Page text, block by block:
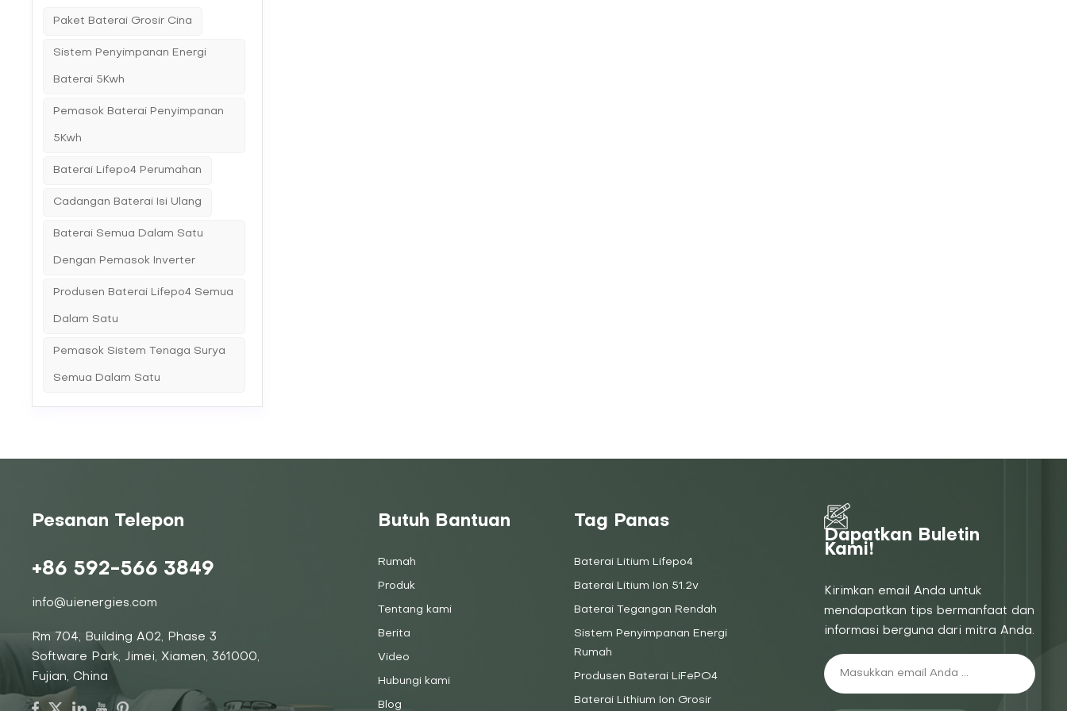
Paket Baterai Grosir Cina
Sistem Penyimpanan Energi
Baterai 5Kwh
Pemasok Baterai Penyimpanan
5Kwh
Baterai Lifepo4 Perumahan
Cadangan Baterai Isi Ulang
Baterai Semua Dalam Satu
Dengan Pemasok Inverter
Produsen Baterai Lifepo4 Semua
Dalam Satu
Pemasok Sistem Tenaga Surya
Semua Dalam Satu
Pesanan Telepon
+86 592-566 3849
info@uienergies.com
Rm 704, Building A02, Phase 3
Software Park, Jimei, Xiamen, 361000,
Fujian, China
Butuh Bantuan
Rumah
Produk
Tentang kami
Berita
Video
Hubungi kami
Blog
Tag Panas
Baterai Litium Lifepo4
Baterai Litium Ion 51.2v
Baterai Tegangan Rendah
Sistem Penyimpanan Energi
Rumah
Produsen Baterai LiFePO4
Baterai Lithium Ion Grosir
Dapatkan Buletin
Kami!
Kirimkan email Anda untuk
mendapatkan tips bermanfaat dan
informasi berguna dari mitra Anda.